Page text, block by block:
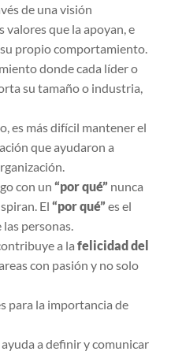
de una visión
que la apoyan, e
propio comportamiento.
donde cada líder o
su tamaño o industria,
es más difícil mantener el
que ayudaron a
con un “por qué” nunca
El “por qué”es el
personas.
a la felicidad del
con pasión y no solo
para la importancia de
ayuda a definir y comunicar